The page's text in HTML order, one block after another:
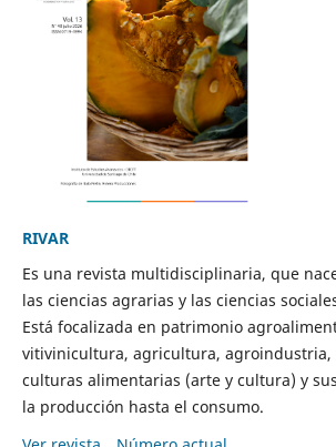
RIVAR
Es una revista multidisciplinaria, que
las ciencias agrarias y las ciencias
Está focalizada en patrimonio
vitivinicultura, agricultura, agroindustria,
culturas alimentarias (arte y cultura) y
la producción hasta el consumo.